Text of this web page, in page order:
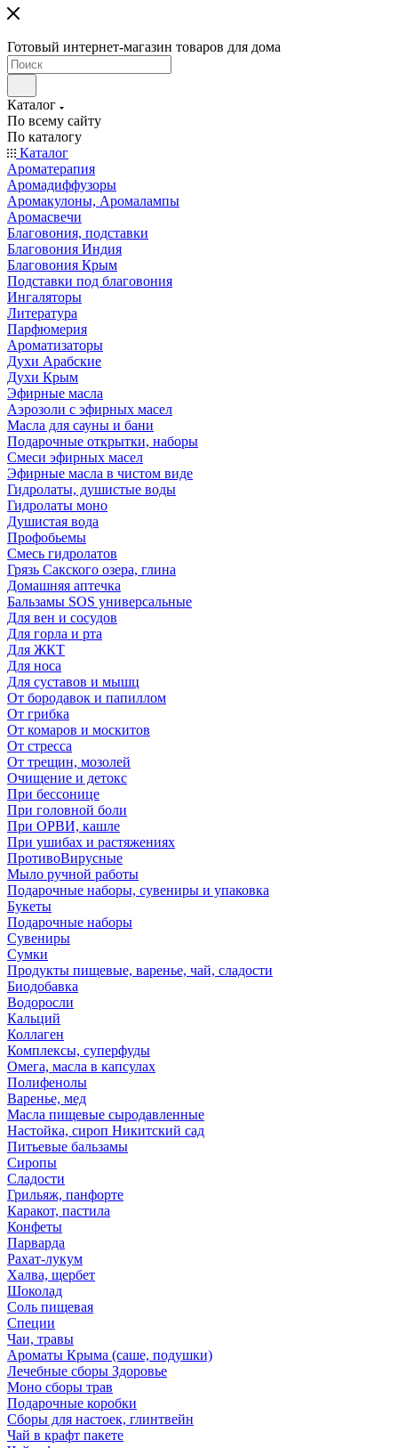
Готовый интернет-магазин товаров для дома
Каталог
По всему сайту
По каталогу
Каталог
Ароматерапия
Аромадиффузоры
Аромакулоны, Аромалампы
Аромасвечи
Благовония, подставки
Благовония Индия
Благовония Крым
Подставки под благовония
Ингаляторы
Литература
Парфюмерия
Ароматизаторы
Духи Арабские
Духи Крым
Эфирные масла
Аэрозоли с эфирных масел
Масла для сауны и бани
Подарочные открытки, наборы
Смеси эфирных масел
Эфирные масла в чистом виде
Гидролаты, душистые воды
Гидролаты моно
Душистая вода
Профобьемы
Смесь гидролатов
Грязь Сакского озера, глина
Домашняя аптечка
Бальзамы SOS универсальные
Для вен и сосудов
Для горла и рта
Для ЖКТ
Для носа
Для суставов и мышц
От бородавок и папиллом
От грибка
От комаров и москитов
От стресса
От трещин, мозолей
Очищение и детокс
При бессонице
При головной боли
При ОРВИ, кашле
При ушибах и растяжениях
ПротивоВирусные
Мыло ручной работы
Подарочные наборы, сувениры и упаковка
Букеты
Подарочные наборы
Сувениры
Сумки
Продукты пищевые, варенье, чай, сладости
Биодобавка
Водоросли
Кальций
Коллаген
Комплексы, суперфуды
Омега, масла в капсулах
Полифенолы
Варенье, мед
Масла пищевые сыродавленные
Настойка, сироп Никитский сад
Питьевые бальзамы
Сиропы
Сладости
Грильяж, панфорте
Каракот, пастила
Конфеты
Парварда
Рахат-лукум
Халва, щербет
Шоколад
Соль пищевая
Специи
Чаи, травы
Ароматы Крыма (саше, подушки)
Лечебные сборы Здоровье
Моно сборы трав
Подарочные коробки
Сборы для настоек, глинтвейн
Чай в крафт пакете